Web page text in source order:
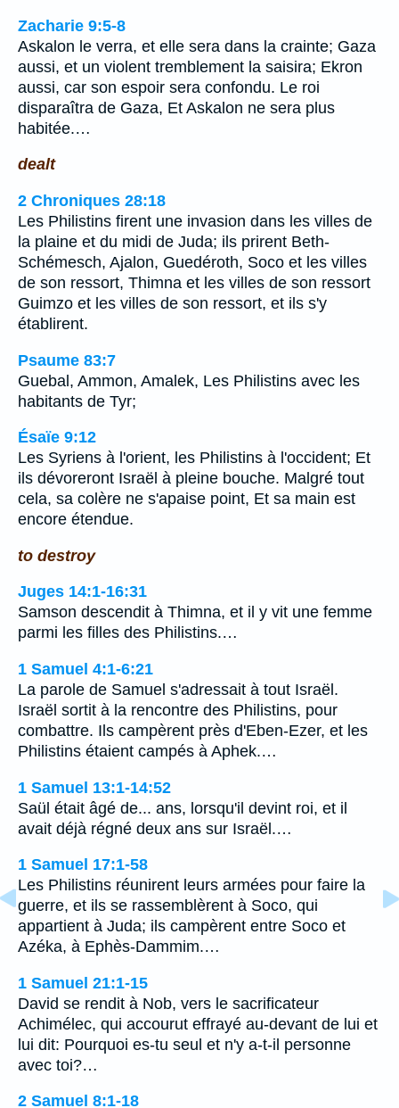
Zacharie 9:5-8
Askalon le verra, et elle sera dans la crainte; Gaza
aussi, et un violent tremblement la saisira; Ekron
aussi, car son espoir sera confondu. Le roi
disparaîtra de Gaza, Et Askalon ne sera plus
habitée.…
dealt
2 Chroniques 28:18
Les Philistins firent une invasion dans les villes de
la plaine et du midi de Juda; ils prirent Beth-
Schémesch, Ajalon, Guedéroth, Soco et les villes
de son ressort, Thimna et les villes de son ressort
Guimzo et les villes de son ressort, et ils s'y
établirent.
Psaume 83:7
Guebal, Ammon, Amalek, Les Philistins avec les
habitants de Tyr;
Ésaïe 9:12
Les Syriens à l'orient, les Philistins à l'occident; Et
ils dévoreront Israël à pleine bouche. Malgré tout
cela, sa colère ne s'apaise point, Et sa main est
encore étendue.
to destroy
Juges 14:1-16:31
Samson descendit à Thimna, et il y vit une femme
parmi les filles des Philistins.…
1 Samuel 4:1-6:21
La parole de Samuel s'adressait à tout Israël.
Israël sortit à la rencontre des Philistins, pour
combattre. Ils campèrent près d'Eben-Ezer, et les
Philistins étaient campés à Aphek.…
1 Samuel 13:1-14:52
Saül était âgé de... ans, lorsqu'il devint roi, et il
avait déjà régné deux ans sur Israël.…
1 Samuel 17:1-58
Les Philistins réunirent leurs armées pour faire la
guerre, et ils se rassemblèrent à Soco, qui
appartient à Juda; ils campèrent entre Soco et
Azéka, à Ephès-Dammim.…
1 Samuel 21:1-15
David se rendit à Nob, vers le sacrificateur
Achimélec, qui accourut effrayé au-devant de lui et
lui dit: Pourquoi es-tu seul et n'y a-t-il personne
avec toi?…
2 Samuel 8:1-18